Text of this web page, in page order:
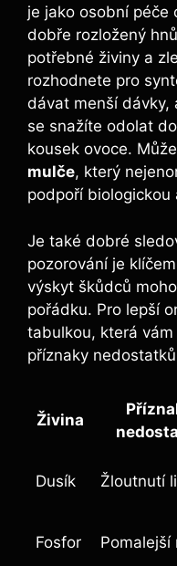
je ‍jako osobní péče
dobře rozložený
potřebné živiny a
rozhodnete ⁢pro
dávat menší dávky,
se snažíte‌ odolat
kousek ovoce.
mulče, který
podpoří biologickou
Je také dobré‌
pozorování je
výskyt škůdců
pořádku. Pro lepší
tabulkou, která
příznaky
Živina
Dusík Žloutnutí
Fosfor Pomalejší